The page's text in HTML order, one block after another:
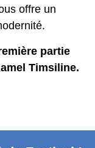
offre un
partie
Timsiline.